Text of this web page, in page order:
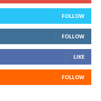
FOLLOW
FOLLOW
LIKE
FOLLOW